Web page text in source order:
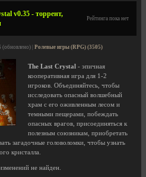
v0.35 - торрент,
Рейтинга пока нет
(обновлено) | Ролевые игры (RPG) (3505)
The Last Crystal - эпичная
кооперативная игра для 1-2
игроков. Объединяйтесь, чтобы
исследовать опасный волшебный
храм с его оживленным лесом и
темными пещерами, побеждать
опасных врагов, присоединяться к
полезным союзникам, приобретать
загадочные головоломки, чтобы узнать
кристалла.
не найден.